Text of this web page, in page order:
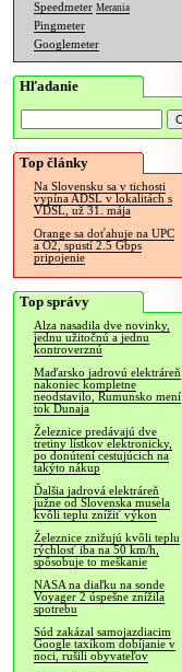
Speedmeter Merania
Pingmeter
Googlemeter
Hľadanie
Top články
Na Slovensku sa v tichosti
vypína ADSL v lokalitách s
VDSL, už 31. mája
Orange sa doťahuje na UPC
a O2, spustí 2.5 Gbps
pripojenie
Top správy
Alza nasadila dve novinky,
jednu užitočnú a jednu
kontroverznú
Maďarsko jadrovú elektráreň
nakoniec kompletne
neodstavilo, Rumunsko mení
tok Dunaja
Železnice predávajú dve
tretiny lístkov elektronicky,
po donútení cestujúcich na
takýto nákup
Ďalšia jadrová elektráreň
južne od Slovenska musela
kvôli teplu znížiť výkon
Železnice znižujú kvôli teplu
rýchlosť iba na 50 km/h,
spôsobuje to meškanie
NASA na diaľku na sonde
Voyager 2 úspešne znížila
spotrebu
Súd zakázal samojazdiacim
Google taxíkom dobíjanie v
noci, rušili obyvateľov